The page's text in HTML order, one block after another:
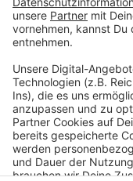
Anzeige
Anzeige